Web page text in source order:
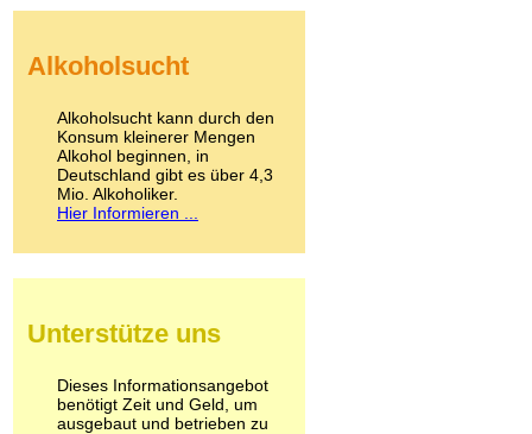
Kokain
LSD
Marihuana
Medikamente
Meskalin
Metamphetamin
Methadon
Pilze
Psychopharmaka
Schlafmittel
Schmerzmittel
Alkoholsucht
Alkoholsucht kann durch den
Konsum kleinerer Mengen
Alkohol beginnen, in
Deutschland gibt es über 4,3
Mio. Alkoholiker.
Hier Informieren ...
Unterstütze uns
Dieses Informationsangebot
benötigt Zeit und Geld, um
ausgebaut und betrieben zu